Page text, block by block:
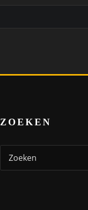
ZOEKEN